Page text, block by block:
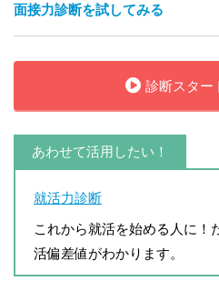
面接力診断を試してみる
診断スター
あわせて活用したい！
就活力診断
これから就活を始める人に
活偏差値がわかります。